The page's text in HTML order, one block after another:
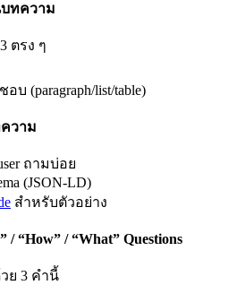
ทความ
ตรง ๆ
บ (paragraph/list/table)
ความ
ถามบ่อย
(JSON-LD)
สำหรับตัวอย่าง
/ “How” / “What” Questions
วย 3 คำนี้